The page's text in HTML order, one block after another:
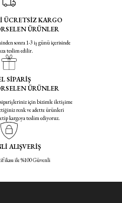
ÜCRETSİZ KARGO
ÜRÜNLER
sonra 1-3 iş günü içerisinde
teslim edilir.
SİPARİŞ
ÜRÜNLER
için bizimle iletişime
renk ve adette ürünleri
kargoya teslim ediyoruz.
ALIŞVERİŞ
ile %100 Güvenli